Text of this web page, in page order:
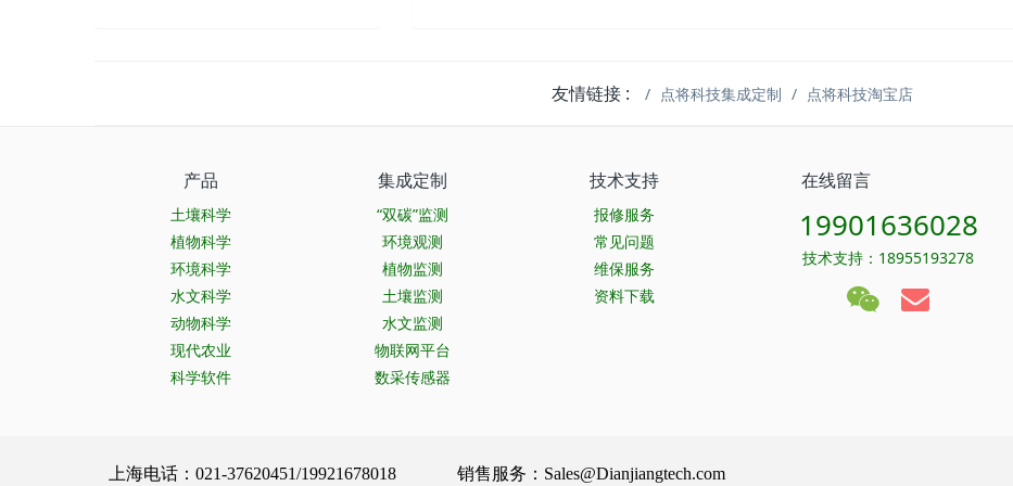
友情链接 : 点将科技集成定制 点将科技淘宝店
产品
土壤科学
植物科学
环境科学
水文科学
动物科学
现代农业
科学软件
集成定制
“双碳”监测
环境观测
植物监测
土壤监测
水文监测
物联网平台
数采传感器
技术支持
报修服务
常见问题
维保服务
资料下载
在线留言
19901636028
技术支持：18955193278
上海电话：021-37620451/19921678018 销售服务：Sales@Dianjiangtech.com